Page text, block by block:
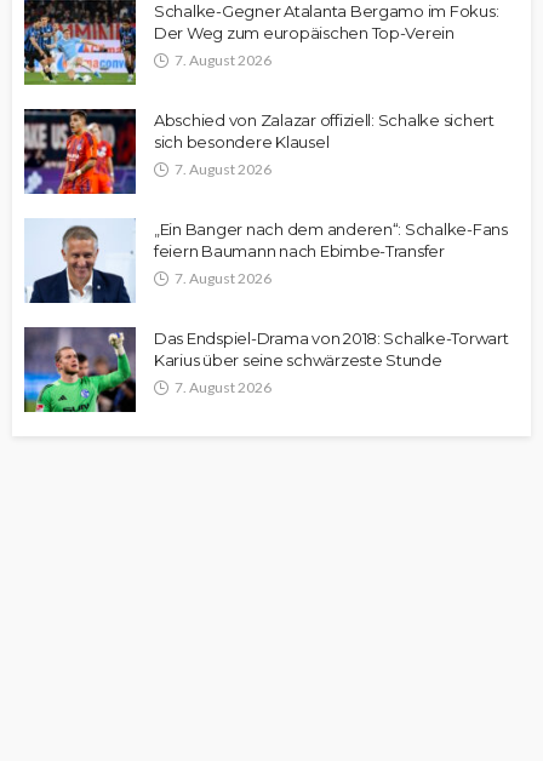
Schalke-Gegner Atalanta Bergamo im Fokus:
Der Weg zum europäischen Top-Verein
7. August 2026
Abschied von Zalazar offiziell: Schalke sichert
sich besondere Klausel
7. August 2026
„Ein Banger nach dem anderen“: Schalke-Fans
feiern Baumann nach Ebimbe-Transfer
7. August 2026
Das Endspiel-Drama von 2018: Schalke-Torwart
Karius über seine schwärzeste Stunde
7. August 2026